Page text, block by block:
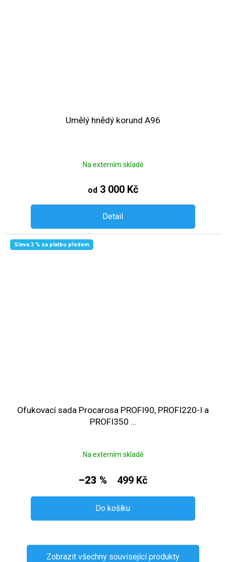
Umělý hnědý korund A96
Na externím skladě
od 3 000 Kč
Detail
Sleva 3 % za platbu předem
Ofukovací sada Procarosa PROFI90, PROFI220-I a
PROFI350 ...
Na externím skladě
–23 % 499 Kč
Do košíku
Zobrazit všechny související produkty